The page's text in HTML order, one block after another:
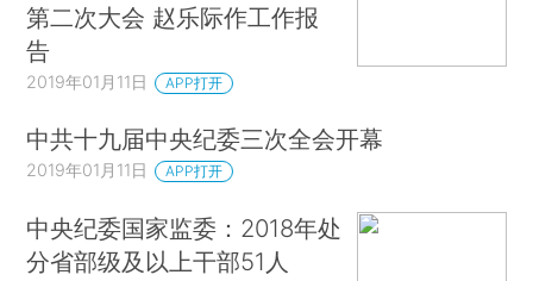
第二次大会 赵乐际作工作报
告
2019年01月11日 APP打开
中共十九届中央纪委三次全会开幕
2019年01月11日 APP打开
中央纪委国家监委：2018年处
分省部级及以上干部51人